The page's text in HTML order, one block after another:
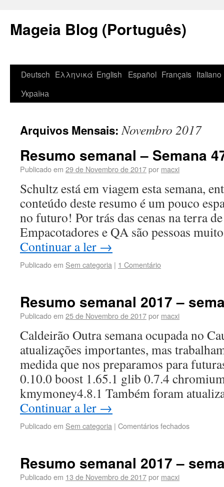
Mageia Blog (Português)
Deutsch Ελληνικά English Español Français Italiano
Україна
Arquivos Mensais:Novembro 2017
Resumo semanal – Semana
Publicado em 29 de Novembro de 2017por macxi
Schultz está em viagem esta semana,
conteúdo deste resumo é um pouco
no futuro! Por trás das cenas na terra
Empacotadores e QA são pessoas
Continuar a ler →
Publicado em Sem categoria | 1 Comentário
Resumo semanal 2017 –
Publicado em 25 de Novembro de 2017por macxi
Caldeirão Outra semana ocupada no
atualizações importantes, mas
medida que nos preparamos para
0.10.0 boost 1.65.1 glib 0.7.4
kmymoney4.8.1 Também foram
Continuar a ler →
Publicado em Sem categoria | Comentários fechados
Resumo semanal 2017 –
Publicado em 13 de Novembro de 2017por macxi